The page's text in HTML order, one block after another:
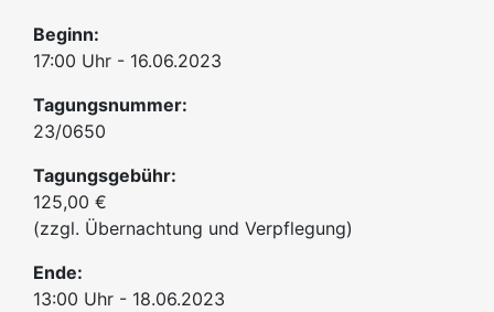
Beginn:
17:00 Uhr - 16.06.2023
Tagungsnummer:
23/0650
Tagungsgebühr:
125,00 €
(zzgl. Übernachtung und Verpflegung)
Ende:
13:00 Uhr - 18.06.2023